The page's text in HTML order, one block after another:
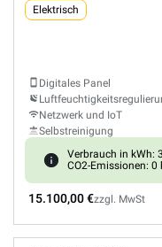
Elektrisch
Digitales Panel
Netzwerk und IoT
Selbstreinigung
Verbrauch in kWh:
CO2-Emissionen: 0
15.100,00 €zzgl. MwSt